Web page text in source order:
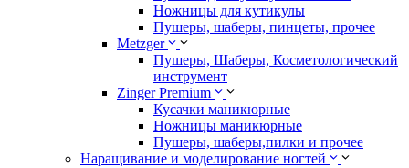
Ножницы для кутикулы
Пушеры, шаберы, пинцеты, прочее
Metzger
Пушеры, Шаберы, Косметологический
инструмент
Zinger Premium
Кусачки маникюрные
Ножницы маникюрные
Пушеры, шаберы,пилки и прочее
Наращивание и моделирование ногтей